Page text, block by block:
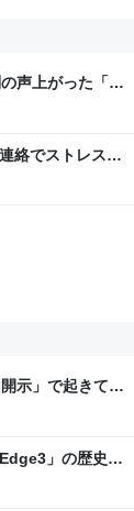
声上がった「受
絡でストレス」
示」で起きてい
」の歴史に